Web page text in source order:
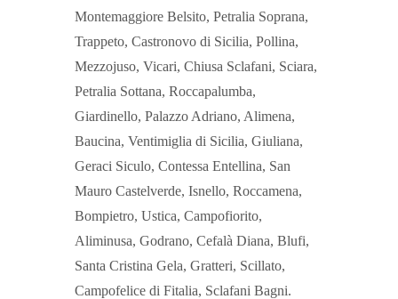
Montemaggiore Belsito, Petralia Soprana,
Trappeto, Castronovo di Sicilia, Pollina,
Mezzojuso, Vicari, Chiusa Sclafani, Sciara,
Petralia Sottana, Roccapalumba,
Giardinello, Palazzo Adriano, Alimena,
Baucina, Ventimiglia di Sicilia, Giuliana,
Geraci Siculo, Contessa Entellina, San
Mauro Castelverde, Isnello, Roccamena,
Bompietro, Ustica, Campofiorito,
Aliminusa, Godrano, Cefalà Diana, Blufi,
Santa Cristina Gela, Gratteri, Scillato,
Campofelice di Fitalia, Sclafani Bagni.